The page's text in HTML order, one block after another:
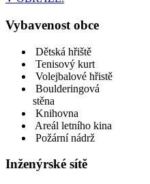
Vybavenost obce
Dětská hřiště
Tenisový kurt
Volejbalové hřistě
Boulderingová
stěna
Knihovna
Areál letního kina
Požární nádrž
Inženýrské sítě